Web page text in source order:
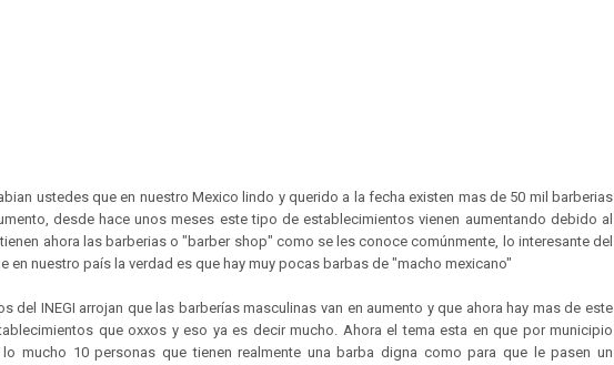
ustedes que en nuestro Mexico lindo y querido a la fecha existen mas de 50 mil barberias
desde hace unos meses este tipo de establecimientos vienen aumentando debido al
ahora las barberias o "barber shop" como se les conoce comúnmente, lo interesante del
en nuestro país la verdad es que hay muy pocas barbas de "macho mexicano"
del INEGI arrojan que las barberías masculinas van en aumento y que ahora hay mas de este
que oxxos y eso ya es decir mucho. Ahora el tema esta en que por municipio
lo mucho 10 personas que tienen realmente una barba digna como para que le pasen un